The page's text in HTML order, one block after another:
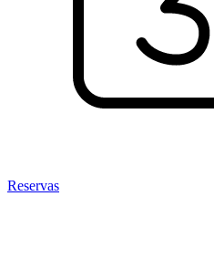
Reservas